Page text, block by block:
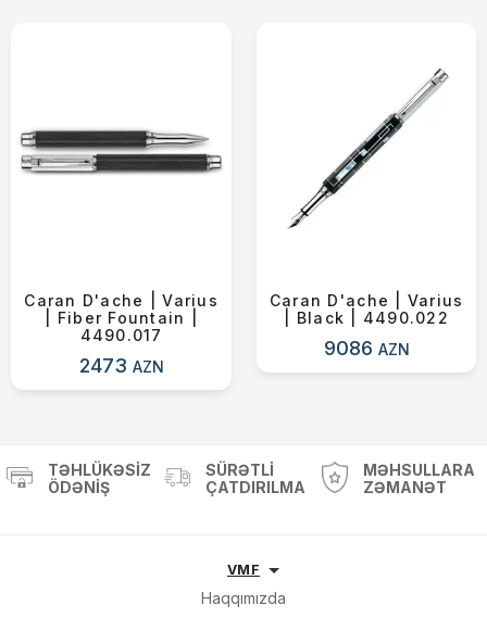
Caran D'ache | Varius
| Fiber Fountain |
4490.017
2473 AZN
Caran D'ache | Varius
| Black | 4490.022
9086 AZN
0 ₼
Yekun məbləğ
Alış-verişə davam et
TƏHLÜKƏSIZ
ÖDƏNIŞ
SÜRƏTLI
ÇATDIRILMA
MƏHSULLARA
ZƏMANƏT
VMF
Haqqımızda